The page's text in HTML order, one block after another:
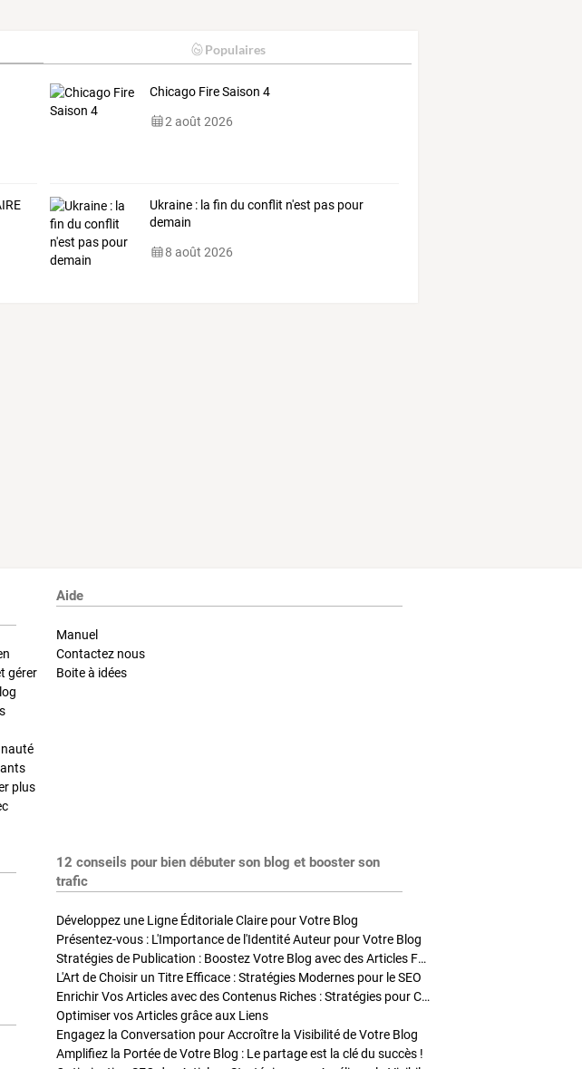
Populaires
Chicago Fire Saison 4
2 août 2026
Ukraine : la fin du conflit n'est pas pour
demain
8 août 2026
gérer
plus
Aide
Manuel
Contactez nous
Boite à idées
12 conseils pour bien débuter son blog et booster son
trafic
Développez une Ligne Éditoriale Claire pour Votre Blog
Présentez-vous : L'Importance de l'Identité Auteur pour Votre Blog
Stratégies de Publication : Boostez Votre Blog avec des Articles Fréquents et Exclusifs
L'Art de Choisir un Titre Efficace : Stratégies Modernes pour le SEO
Enrichir Vos Articles avec des Contenus Riches : Stratégies pour Captiver et Optimiser
Optimiser vos Articles grâce aux Liens
Engagez la Conversation pour Accroître la Visibilité de Votre Blog
Amplifiez la Portée de Votre Blog : Le partage est la clé du succès !